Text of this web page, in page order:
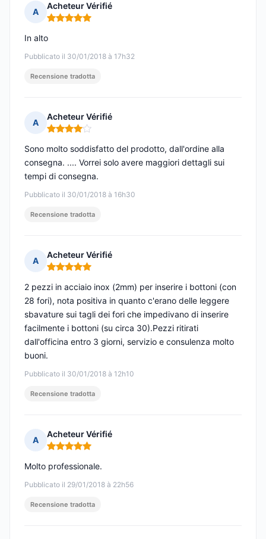
A
Acheteur Vérifié
Nota: 5 su 5
Pubblicato il 30/01/2018 à 17h32
In alto
Recensione tradotta
A
Acheteur Vérifié
Nota: 4 su 5
Pubblicato il 30/01/2018 à 16h30
Sono molto soddisfatto del prodotto, dall'ordine alla
consegna. .... Vorrei solo avere maggiori dettagli sui
tempi di consegna.
Recensione tradotta
A
Acheteur Vérifié
Nota: 5 su 5
Pubblicato il 30/01/2018 à 12h10
2 pezzi in acciaio inox (2mm) per inserire i bottoni (con
28 fori), nota positiva in quanto c'erano delle leggere
sbavature sui tagli dei fori che impedivano di inserire
facilmente i bottoni (su circa 30).Pezzi ritirati
dall'officina entro 3 giorni, servizio e consulenza molto
buoni.
Recensione tradotta
A
Acheteur Vérifié
Nota: 5 su 5
Pubblicato il 29/01/2018 à 22h56
Molto professionale.
Recensione tradotta